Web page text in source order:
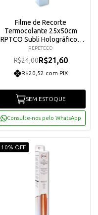
Filme de Recorte
Termocolante 25x50cm
RPTCO Subli Holográfico -
Preto Confete
REPETECO
R$24,00R$21,60
R$20,52 com PIX
SEM ESTOQUE
Consulte-nos pelo WhatsApp
10% OFF